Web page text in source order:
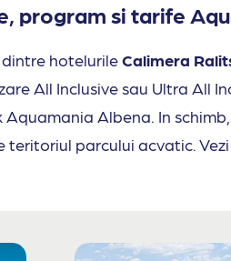
program si tarife
hotelurileCalimera
All Inclusive sau Ultra All
Albena. In
teritoriul parcului acvatic.